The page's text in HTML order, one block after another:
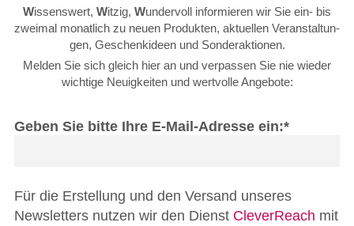
Wissenswert, Witzig, Wundervoll in­for­mieren wir Sie ein- bis
zwei­mal mo­nat­lich zu neuen Pro­dukt­en, ak­tu­el­len Ver­an­stal­tun­
gen, Geschenkideen und Sonderaktionen.
Melden Sie sich gleich hier an und verpassen Sie nie wieder
wichtige Neuigkeiten und wertvolle Angebote:
Geben Sie bitte Ihre E-Mail-Adresse ein:*
Für die Erstellung und den Versand unseres
Newsletters nutzen wir den Dienst CleverReach mit